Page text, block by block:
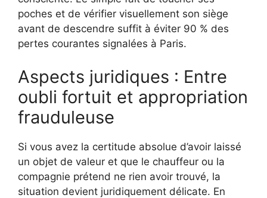
poches et de vérifier visuellement son siège
avant de descendre suffit à éviter 90 % des
pertes courantes signalées à Paris.
Aspects juridiques : Entre
oubli fortuit et appropriation
frauduleuse
Si vous avez la certitude absolue d’avoir laissé
un objet de valeur et que le chauffeur ou la
compagnie prétend ne rien avoir trouvé, la
situation devient juridiquement délicate. En